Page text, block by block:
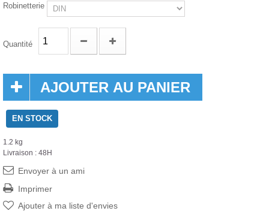
Robinetterie
Quantité
AJOUTER AU PANIER
EN STOCK
1.2 kg
Livraison : 48H
Envoyer à un ami
Imprimer
Ajouter à ma liste d'envies